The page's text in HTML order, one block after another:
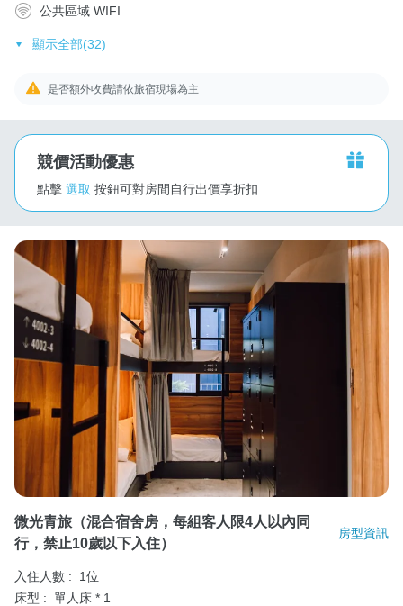
公共區域 WIFI
顯示全部(32)
是否額外收費請依旅宿現場為主
競價活動優惠
點擊 選取 按鈕可對房間自行出價享折扣
微光青旅（混合宿舍房，每組客人限4人以內同
行，禁止10歲以下入住）
房型資訊
入住人數 :
1位
床型 : 單人床 * 1